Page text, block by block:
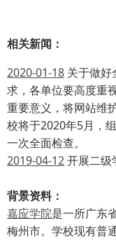
相关新闻：
2020-01-18 关于做好
求，各单位要高度重
重要意义，将网站维
校将于2020年5月，
一次全面检查。
2019-04-12开展二级
背景资料：
嘉应学院是一所广东
梅州市。学校现有普